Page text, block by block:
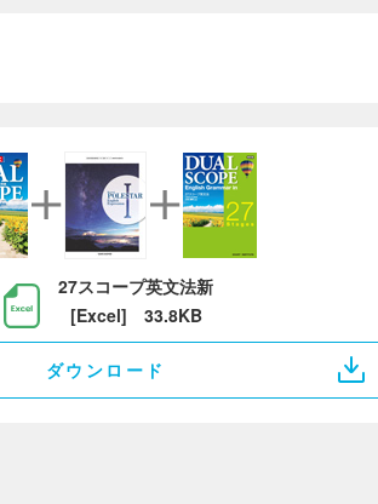
27スコープ英文法新
[Excel] 33.8KB
ダウンロード